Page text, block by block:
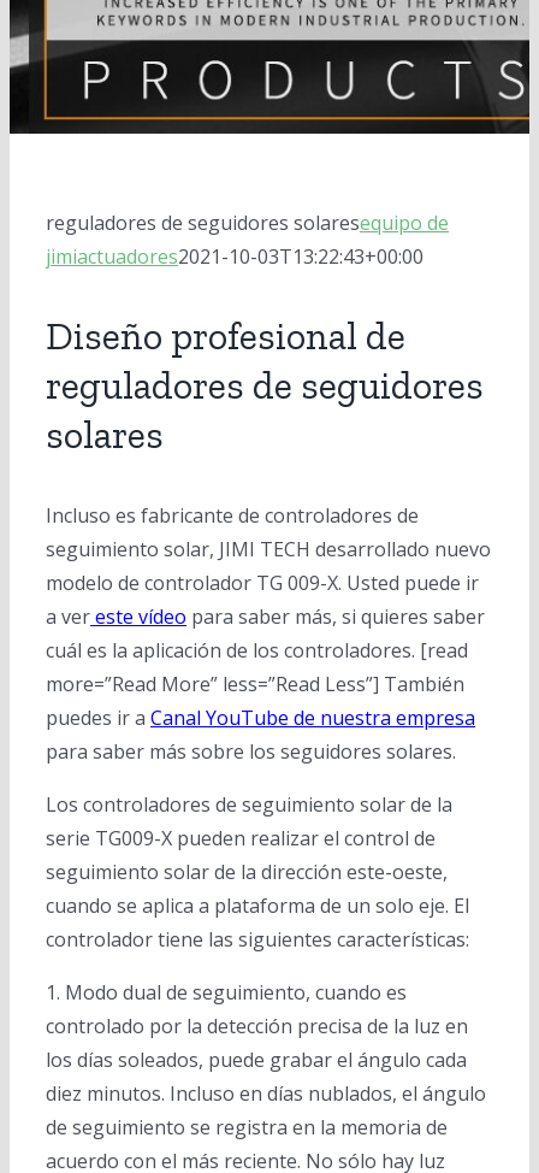
cilindros eléctricos
Movimientos lineales
Seguidores solares
sistema de seguimiento solar terminado
Bancos solares
Reguladores solares
mecanismos de giro
Motores
Servomotores
Caja de engranajes planetarios
reguladores de seguidores solaresequipo de
jimiactuadores2021-10-03T13:22:43+00:00
Diseño profesional de
reguladores de seguidores
solares
Incluso es fabricante de controladores de
seguimiento solar, JIMI TECH desarrollado nuevo
modelo de controlador TG 009-X. Usted puede ir
a vereste vídeo para saber más, si quieres saber
cuál es la aplicación de los controladores. [read
more=”Read More” less=”Read Less”] También
puedes ir a Canal YouTube de nuestra empresa
para saber más sobre los seguidores solares.
Los controladores de seguimiento solar de la
serie TG009-X pueden realizar el control de
seguimiento solar de la dirección este-oeste,
cuando se aplica a plataforma de un solo eje. El
controlador tiene las siguientes características:
1. Modo dual de seguimiento, cuando es
controlado por la detección precisa de la luz en
los días soleados, puede grabar el ángulo cada
diez minutos. Incluso en días nublados, el ángulo
de seguimiento se registra en la memoria de
acuerdo con el más reciente. No sólo hay luz